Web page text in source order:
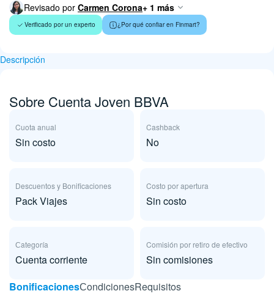
Revisado por Carmen Corona+ 1 más
Verificado por un experto ¿Por qué confiar en Finmart?
Descripción
Sobre Cuenta Joven BBVA
Cuota anual
Sin costo
Cashback
No
Descuentos y Bonificaciones
Pack Viajes
Costo por apertura
Sin costo
Сategoría
Cuenta corriente
Comisión por retiro de efectivo
Sin comisiones
BonificacionesСondicionesRequisitos